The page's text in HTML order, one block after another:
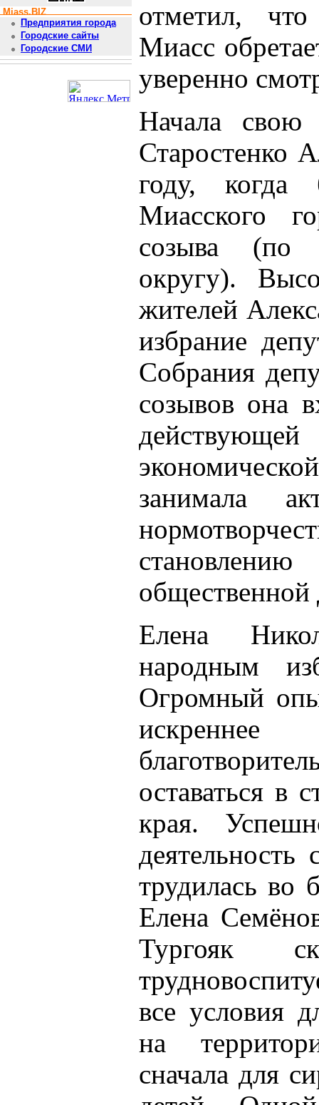
Miass.BIZ
Предприятия города
Городские сайты
Городские СМИ
отметил,
Миасс
уверенно
Начала свою
Старостенко
году, когда
Миасского
созыва (по
округу).
жителей
избрание
Собрания
созывов она
занимала
общественной
Елена
народным
Огромный
оставаться в
края.
деятельность
трудилась во
Елена
Тургояк
все условия
на
сначала для